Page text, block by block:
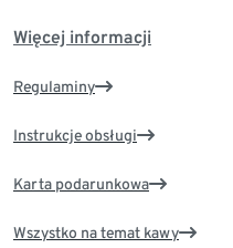
Więcej informacji
Regulaminy
Instrukcje obsługi
Karta podarunkowa
Wszystko na temat kawy